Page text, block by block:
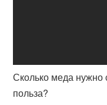
Сколько меда нужно
польза?